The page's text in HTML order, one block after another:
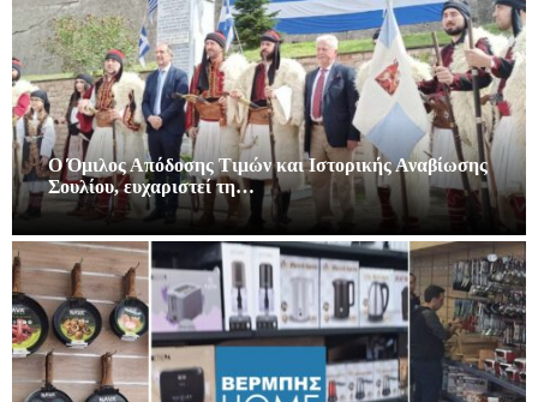
Ο Όμιλος Απόδοσης Τιμών και Ιστορικής Αναβίωσης
Σουλίου, ευχαριστεί τη…